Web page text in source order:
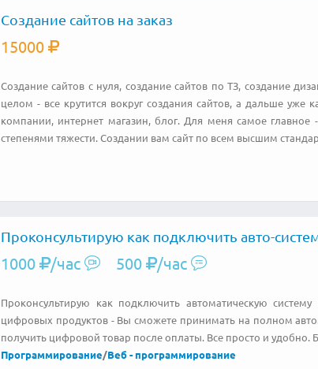
Создание сайтов на заказ
15000
Создание сайтов с нуля, создание сайтов по ТЗ, создание
целом - все крутится вокруг создания сайтов, а дальше
компании, интернет магазин, блог. Для меня самое
степенями тяжести. Создании вам сайт по всем высшим
Проконсультирую как подключить авто-
1000 /час 500 /час
Проконсультирую как подключить автоматическую
цифровых продуктов - Вы сможете принимать на полном
получить цифровой товар после оплаты. Все просто и удобно.
Программирование/Веб - программирование